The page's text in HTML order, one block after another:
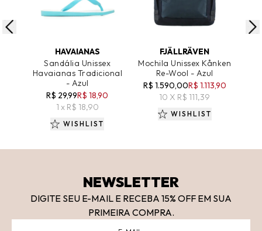
HAVAIANAS
Sandália Unissex
Havaianas Tradicional
- Azul
R$ 29,99R$ 18,90
1 x R$ 18,90
WISHLIST
FJÄLLRÄVEN
Mochila Unissex Kånken
Re-Wool - Azul
R$ 1.590,00R$ 1.113,90
10 X R$ 111,39
WISHLIST
NEWSLETTER
DIGITE SEU E-MAIL E RECEBA 15% OFF EM SUA
PRIMEIRA COMPRA.